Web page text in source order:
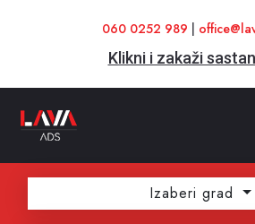
060 0252 989
Klikni i zakaži
Izaberi grad